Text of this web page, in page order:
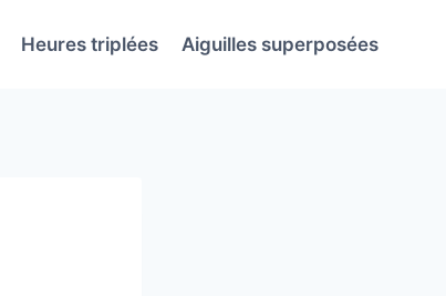
Heures triplées Aiguilles superposées